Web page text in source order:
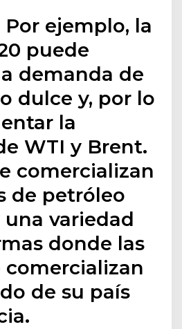
Por ejemplo, la
puede
demanda de
dulce y, por lo
la
WTI y Brent.
comercializan
de petróleo
variedad
donde las
comercializan
de su país